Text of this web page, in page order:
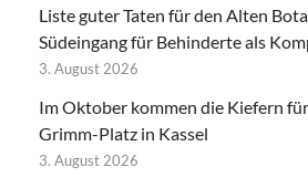
Liste guter Taten für den Alten
Südeingang für Behinderte als
3. August 2026
Im Oktober kommen die Kiefern
Grimm-Platz in Kassel
3. August 2026